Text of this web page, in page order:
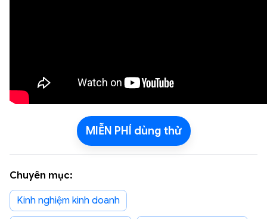
MIỄN PHÍ dùng thử
Chuyên mục:
Kinh nghiệm kinh doanh